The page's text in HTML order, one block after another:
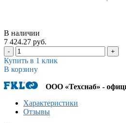
В наличии
7 424.27 руб.
- +
Купить в 1 клик
В корзину
ООО «Техснаб» -
Характеристики
Отзывы